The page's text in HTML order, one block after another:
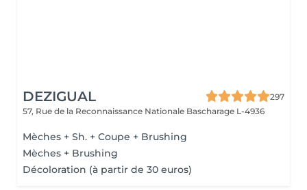
DEZIGUAL
297
57, Rue de la Reconnaissance Nationale Bascharage L-4936
Mèches + Sh. + Coupe + Brushing
Mèches + Brushing
Décoloration (à partir de 30 euros)